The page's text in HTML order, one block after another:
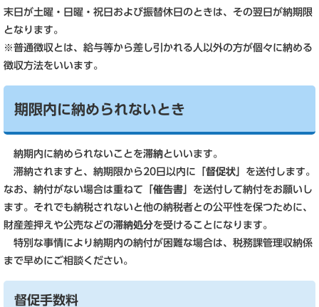
末日が土曜・日曜・祝日および振替休日のときは、その翌日が納期限
となります。
※普通徴収とは、給与等から差し引かれる人以外の方が個々に納める
徴収方法をいいます。
期限内に納められないとき
納期内に納められないことを滞納 といいます。
滞納されますと、納期限から20日以内に 「督促状」 を送付します。
なお、納付がない場合は重ねて 「催告書」 を送付して納付をお願いし
ます。それでも納税されないと他の納税者との公平性を保つために、
財産差押えや公売などの滞納処分を受けることになります。
特別な事情により納期内の納付が困難な場合は、税務課管理収納係
まで早めにご相談ください。
督促手数料